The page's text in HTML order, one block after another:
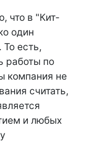
что в "Кит-
один
То есть,
работы по
компания не
считать,
и любых